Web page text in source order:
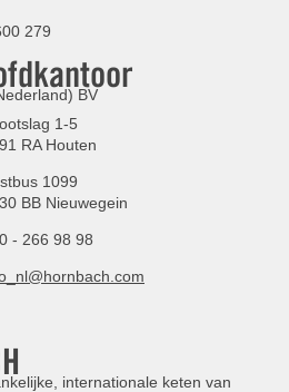
279
BV
1-5
RA Houten
1099
BB Nieuwegein
- 266 98 98
internationale keten van